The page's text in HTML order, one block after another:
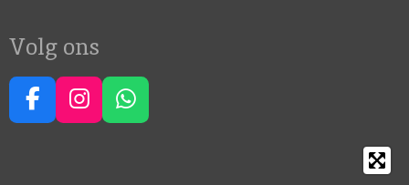
Volg ons
F
I
W